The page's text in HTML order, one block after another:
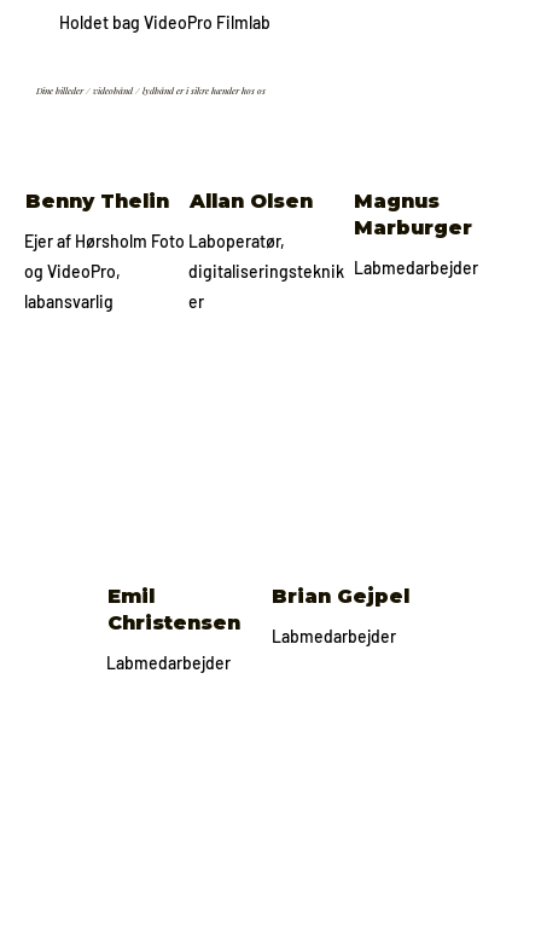
Holdet bag VideoPro Filmlab
Dine billeder / videobånd / lydbånd er i sikre hænder hos os
Benny Thelin
Ejer af Hørsholm Foto
og VideoPro,
labansvarlig
Allan Olsen
Laboperatør,
digitaliseringsteknik
er
Magnus
Marburger
Labmedarbejder
Emil
Christensen
Labmedarbejder
Brian Gejpel
Labmedarbejder